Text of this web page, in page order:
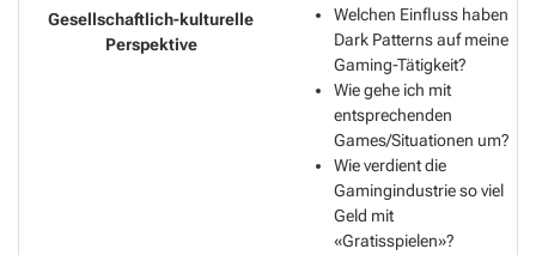
Welchen Einfluss haben
Dark Patterns auf meine
Gaming-Tätigkeit?
Wie gehe ich mit
entsprechenden
Games/Situationen um?
Wie verdient die
Gamingindustrie so viel
Geld mit
«Gratisspielen»?